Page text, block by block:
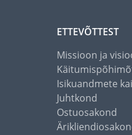
ETTEVÕTTEST
Missioon ja
Isikuandmete
Juhtkond
Ostuosakond